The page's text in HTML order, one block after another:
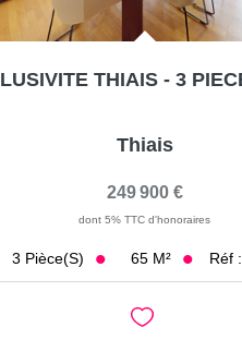
Thiais
249 900 €
dont 5% TTC d'honoraires
3 Pièce(s) 65 M² Réf :